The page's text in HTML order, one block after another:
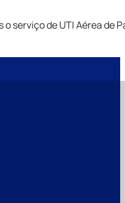
serviço de UTI Aérea de